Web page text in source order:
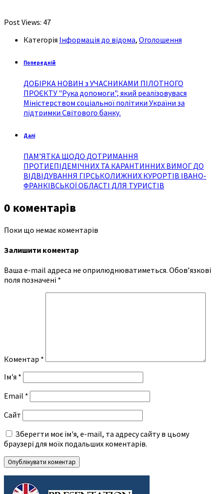
Post Views: 47
Категорія Інформація до відома, Оголошення
Попередній
ДОБІРКА НОВИН з УЧАСНИКАМИ ПІЛОТНОГО
ПРОЄКТУ "Рука допомоги", який реалізовувася
Міністерством соціальної політики України за
підтримки Світового банку.
Далі
ПАМ’ЯТКА ЩОДО ДОТРИМАННЯ
ПРОТИЕПІДЕМІЧНИХ ТА КАРАНТИННИХ ВИМОГ ДО
ВІДВІДУВАННЯ ГІРСЬКОЛИЖНИХ КУРОРТІВ ІВАНО-
ФРАНКІВСЬКОЇ ОБЛАСТІ ДЛЯ ТУРИСТІВ
0 коментарів
Поки що немає коментарів
Залишити коментар
Ваша e-mail адреса не оприлюднюватиметься. Обов’язкові
поля позначені *
Коментар *
Ім'я *
Email *
Сайт
Зберегти моє ім'я, e-mail, та адресу сайту в цьому
браузері для моїх подальших коментарів.